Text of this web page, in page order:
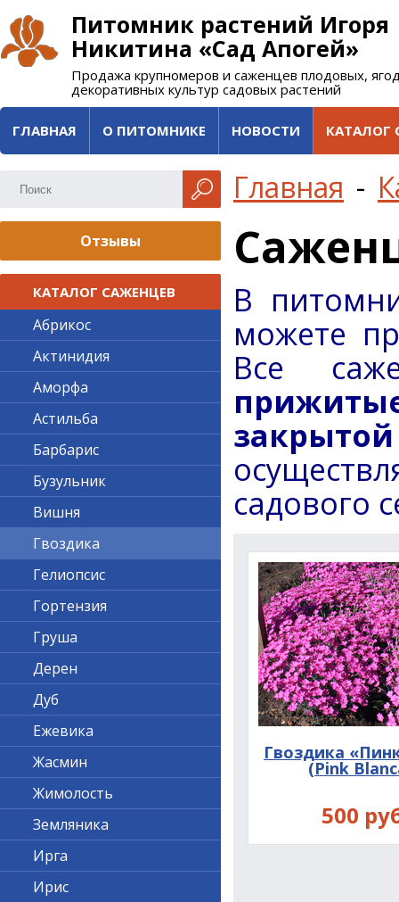
Питомник растений Игоря
Никитина «Сад Апогей»
Продажа крупномеров и саженцев плодовых,
декоративных культур садовых растений
ГЛАВНАЯ О ПИТОМНИКЕ НОВОСТИ КАТАЛОГ
Главная -
В
можете
Все
садового
Гвоздика
(Pink
500
Отзывы
КАТАЛОГ САЖЕНЦЕВ
Абрикос
Актинидия
Аморфа
Астильба
Барбарис
Бузульник
Вишня
Гвоздика
Гелиопсис
Гортензия
Груша
Дерен
Дуб
Ежевика
Жасмин
Жимолость
Земляника
Ирга
Ирис